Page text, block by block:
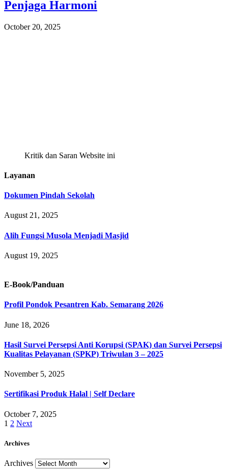
Penjaga Harmoni
October 20, 2025
Kritik dan Saran Website ini
Layanan
Dokumen Pindah Sekolah
August 21, 2025
Alih Fungsi Musola Menjadi Masjid
August 19, 2025
E-Book/Panduan
Profil Pondok Pesantren Kab. Semarang 2026
June 18, 2026
Hasil Survei Persepsi Anti Korupsi (SPAK) dan Survei Persepsi
Kualitas Pelayanan (SPKP) Triwulan 3 – 2025
November 5, 2025
Sertifikasi Produk Halal | Self Declare
October 7, 2025
1 2 Next
Archives
Archives